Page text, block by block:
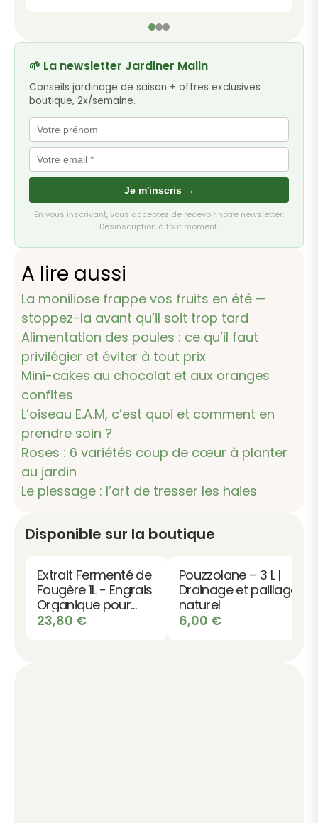
🌱 La newsletter Jardiner Malin
Conseils jardinage de saison + offres exclusives
boutique, 2x/semaine.
Je m'inscris →
En vous inscrivant, vous acceptez de recevoir notre newsletter.
Désinscription à tout moment.
A lire aussi
La moniliose frappe vos fruits en été —
stoppez-la avant qu’il soit trop tard
Alimentation des poules : ce qu’il faut
privilégier et éviter à tout prix
Mini-cakes au chocolat et aux oranges
confites
L’oiseau E.A.M, c’est quoi et comment en
prendre soin ?
Roses : 6 variétés coup de cœur à planter
au jardin
Le plessage : l’art de tresser les haies
Disponible sur la boutique
Extrait Fermenté de
Fougère 1L - Engrais
Organique pour
Plantes
23,80 €
Pouzzolane – 3 L |
Drainage et paillage
naturel
6,00 €